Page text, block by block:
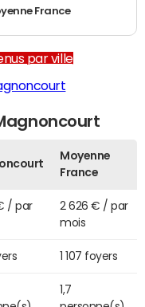
France
par ville
Moyenne
France
/ par
2 626 € / par
mois
1 107 foyers
1,7